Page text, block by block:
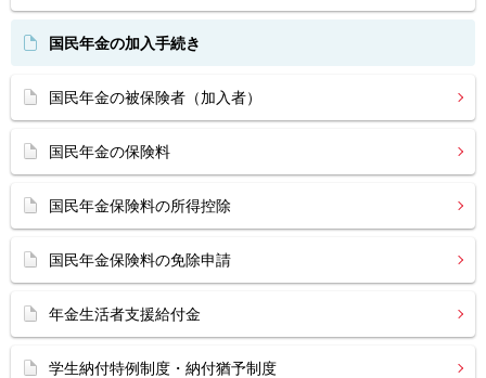
国民年金の加入手続き
国民年金の被保険者（加入者）
国民年金の保険料
国民年金保険料の所得控除
国民年金保険料の免除申請
年金生活者支援給付金
学生納付特例制度・納付猶予制度